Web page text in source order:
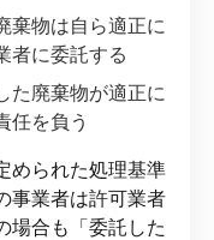
棄物は自ら適正に
者に委託する
た廃棄物が適正に
任を負う
められた処理基準
事業者は許可業者
場合も「委託した